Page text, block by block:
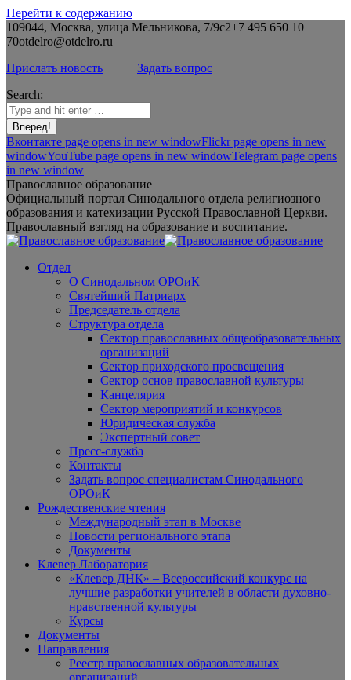
Перейти к содержанию
109044, Москва, улица Мельникова, 7/9с2+7 495 650 10
70otdelro@otdelro.ru
Прислать новость
Задать вопрос
Search:
Вконтакте page opens in new windowFlickr page opens in new
windowYouTube page opens in new windowTelegram page opens
in new window
Православное образование
Официальный портал Синодального отдела религиозного
образования и катехизации Русской Православной Церкви.
Православный взгляд на образование и воспитание.
Отдел
О Синодальном ОРОиК
Святейший Патриарх
Председатель отдела
Структура отдела
Сектор православных общеобразовательных
организаций
Сектор приходского просвещения
Сектор основ православной культуры
Канцелярия
Сектор мероприятий и конкурсов
Юридическая служба
Экспертный совет
Пресс-служба
Контакты
Задать вопрос специалистам Синодального
ОРОиК
Рождественские чтения
Международный этап в Москве
Новости регионального этапа
Документы
Клевер Лаборатория
«Клевер ДНК» – Всероссийский конкурс на
лучшие разработки учителей в области духовно-
нравственной культуры
Курсы
Документы
Направления
Реестр православных образовательных
организаций